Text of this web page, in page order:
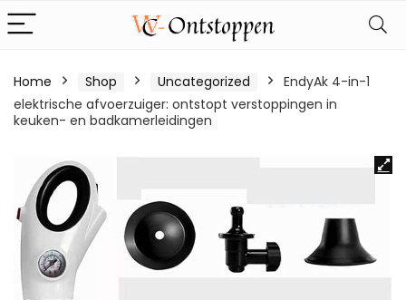
Home Shop Uncategorized
EndyAk 4-in-1
elektrische afvoerzuiger: ontstopt verstoppingen in
keuken- en badkamerleidingen